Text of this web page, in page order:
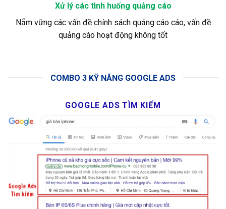
Xử lý các tình huống quảng cáo
Nẵm vững các vấn đề chính sách quảng cáo cáo, vấn đề
quảng cáo hoạt động không tốt
COMBO 3 KỸ NĂNG GOOGLE ADS
GOOGLE ADS TÌM KIẾM